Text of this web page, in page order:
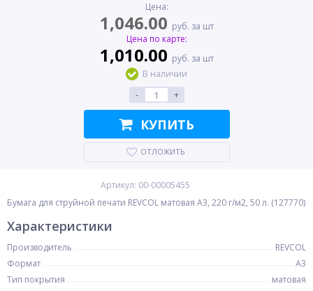
Цена:
1,046.00 руб. за шт
Цена по карте:
1,010.00 руб. за шт
В наличии
-
+
КУПИТЬ
ОТЛОЖИТЬ
Артикул: 00-00005455
Бумага для струйной печати REVCOL матовая A3, 220 г/м2, 50 л. (127770)
Характеристики
Производитель
REVCOL
Формат
A3
Тип покрытия
матовая